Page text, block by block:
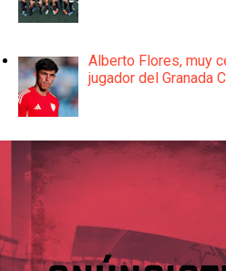
Alberto Flores, muy
jugador del Granada